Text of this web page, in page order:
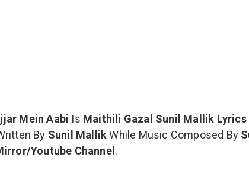
Mein Aabi Is Maithili Gazal Sunil Mallik Lyrics
By Sunil MallikWhile Music Composed By
Youtube Channel .